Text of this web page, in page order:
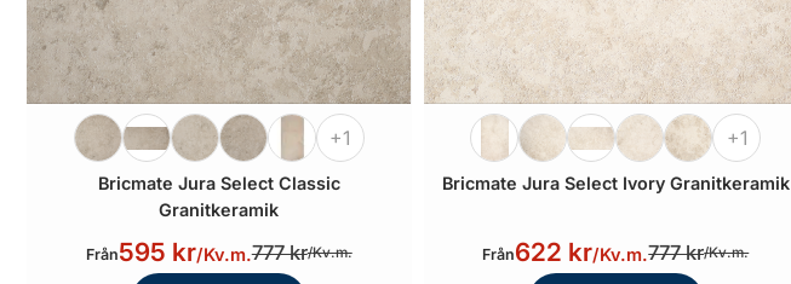
Bricmate Jura Select Classic
Granitkeramik
+1
Från595 kr/Kv.m.777 kr/Kv.m.
Bricmate Jura Select Ivory Granitkeramik
+1
Från622 kr/Kv.m.777 kr/Kv.m.